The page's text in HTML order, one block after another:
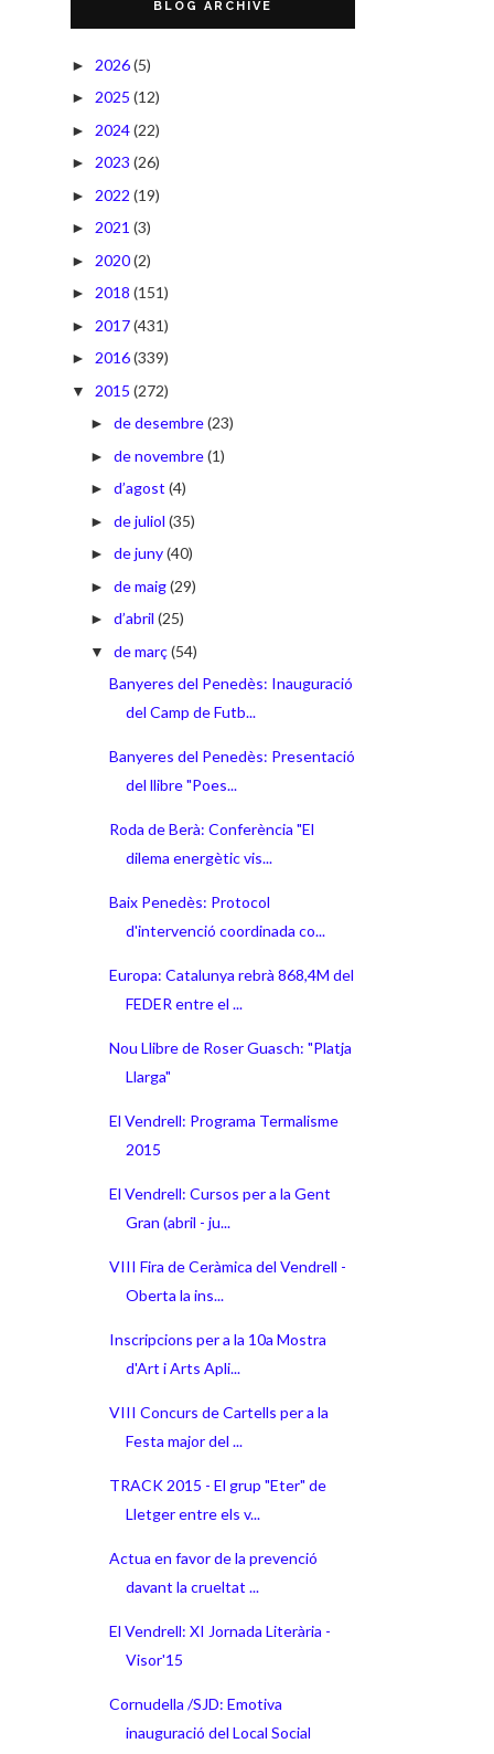
BLOG ARCHIVE
► 2026(5)
► 2025 (12)
► 2024(22)
► 2023 (26)
► 2022 (19)
► 2021 (3)
► 2020(2)
► 2018 (151)
► 2017(431)
► 2016(339)
▼ 2015 (272)
► de desembre(23)
► de novembre(1)
► d’agost (4)
► de juliol (35)
► de juny(40)
► de maig(29)
► d’abril (25)
▼ de març(54)
Banyeres del Penedès: Inauguració
del Camp de Futb...
Banyeres del Penedès: Presentació
del llibre "Poes...
Roda de Berà: Conferència "El
dilema energètic vis...
Baix Penedès: Protocol
d'intervenció coordinada co...
Europa: Catalunya rebrà 868,4M del
FEDER entre el ...
Nou Llibre de Roser Guasch: "Platja
Llarga"
El Vendrell: Programa Termalisme
2015
El Vendrell: Cursos per a la Gent
Gran (abril - ju...
VIII Fira de Ceràmica del Vendrell -
Oberta la ins...
Inscripcions per a la 10a Mostra
d'Art i Arts Apli...
VIII Concurs de Cartells per a la
Festa major del ...
TRACK 2015 - El grup "Eter" de
Lletger entre els v...
Actua en favor de la prevenció
davant la crueltat ...
El Vendrell: XI Jornada Literària -
Visor'15
Cornudella /SJD: Emotiva
inauguració del Local Social